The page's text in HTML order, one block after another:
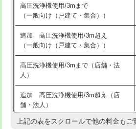
交換・取付(排水栓・排水トラップ
（P/S/ポップアップ））
交換・取付（その他部品）
持込商品取付（単水栓）
持込商品取付（混合水栓）
持込商品取付（浄水器・分岐水栓）
持込商品取付（温水洗浄便座）
高圧洗浄機使用/3mまで
（一般向け（戸建て・集合））
追加 高圧洗浄機使用/3m超え
（一般向け（戸建て・集合））
高圧洗浄機使用/3mまで（店舗・法
人）
追加 高圧洗浄機使用/3m超え（店
舗・法人）
高度高圧洗浄換
上記の表をスクロールで他の料金もご